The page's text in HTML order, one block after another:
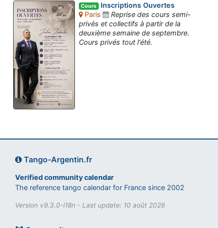
Cours Inscriptions Ouvertes
Paris
Reprise des cours semi-
privés et collectifs à partir de la
deuxième semaine de septembre.
Cours privés tout l'été.
Tango-Argentin.fr
Verified community calendar
The reference tango calendar for France since 2002
Version v9.3.0-i18n - Last update: 10 août 2026